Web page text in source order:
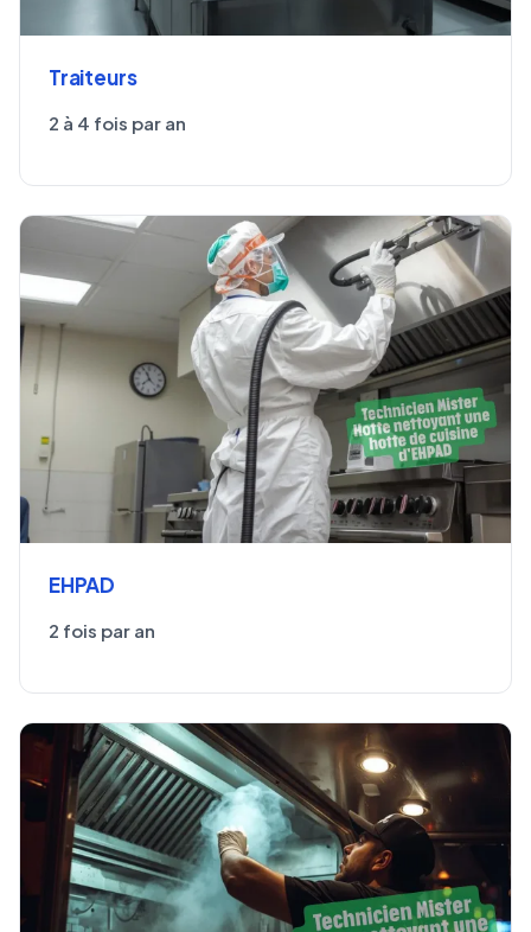
Traiteurs
2 à 4 fois par an
EHPAD
2 fois par an